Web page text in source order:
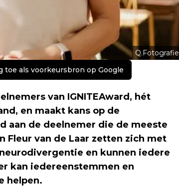
Q.Fotografie
toe als voorkeursbron op Google
van IGNITEAward, hét
en maakt kans op de
aan de deelnemer die de meeste
Fleur van de Laar zetten zich met
en kunnen iedere
kan iedereenstemmen en
helpen.